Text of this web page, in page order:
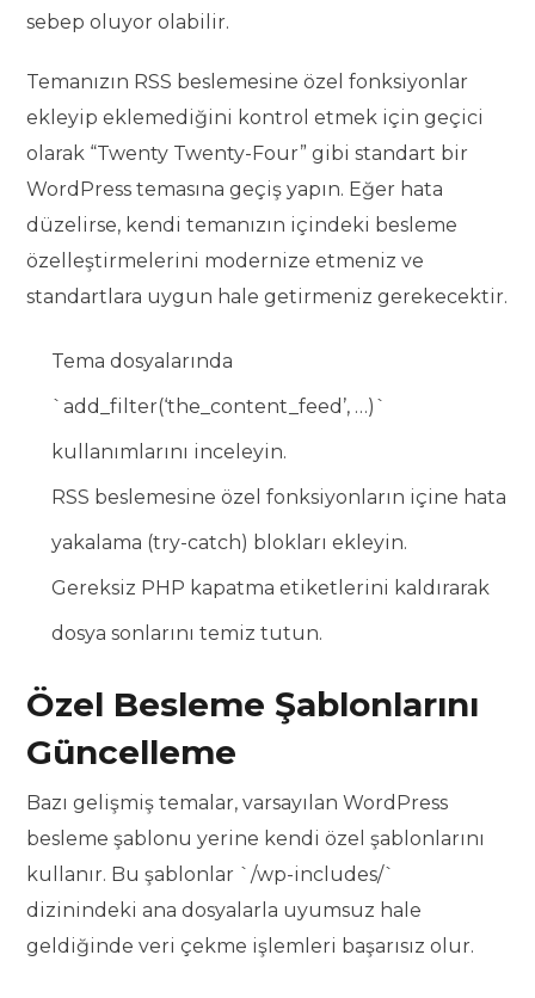
sebep oluyor olabilir.
Temanızın RSS beslemesine özel fonksiyonlar
ekleyip eklemediğini kontrol etmek için geçici
olarak “Twenty Twenty-Four” gibi standart bir
WordPress temasına geçiş yapın. Eğer hata
düzelirse, kendi temanızın içindeki besleme
özelleştirmelerini modernize etmeniz ve
standartlara uygun hale getirmeniz gerekecektir.
Tema dosyalarında
`add_filter(‘the_content_feed’, …)`
kullanımlarını inceleyin.
RSS beslemesine özel fonksiyonların içine hata
yakalama (try-catch) blokları ekleyin.
Gereksiz PHP kapatma etiketlerini kaldırarak
dosya sonlarını temiz tutun.
Özel Besleme Şablonlarını
Güncelleme
Bazı gelişmiş temalar, varsayılan WordPress
besleme şablonu yerine kendi özel şablonlarını
kullanır. Bu şablonlar `/wp-includes/`
dizinindeki ana dosyalarla uyumsuz hale
geldiğinde veri çekme işlemleri başarısız olur.